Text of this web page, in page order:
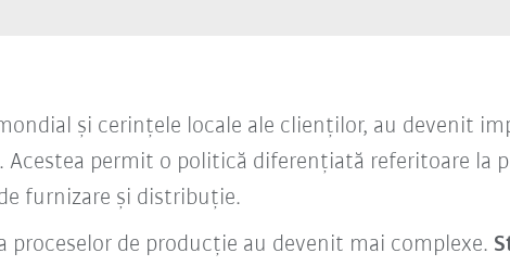
și cerințele locale ale clienților, au devenit
Acestea permit o politică diferențiată referitoare la
furnizare și distribuție.
de producție au devenit mai complexe.